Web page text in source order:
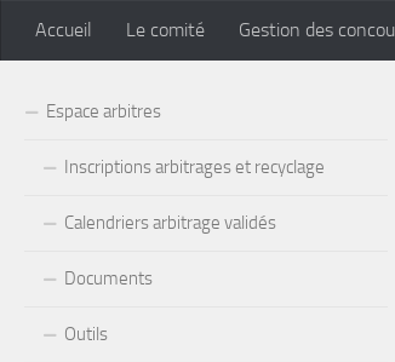
Skip to content
Accueil Le comité Gestion des
Espace arbitres
Inscriptions arbitrages et recyclage
Calendriers arbitrage validés
Documents
Outils